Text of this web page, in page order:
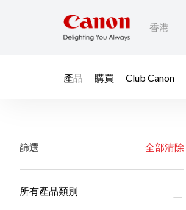
香港
產品 購買 Club Canon
篩選 全部清除
所有產品類別